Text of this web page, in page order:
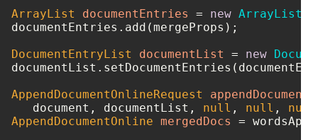
ArrayList
documentEntries = new ArrayList
documentEntries.add(mergeProps);
DocumentEntryList
documentList = new
AppendDocumentOnlineRequest
   document, documentList,
null , null , null
AppendDocumentOnline mergedDocs =